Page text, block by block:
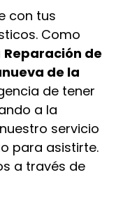
con tus
Como
Reparación de
de la
de tener
a la
servicio
para asistirte.
a través de